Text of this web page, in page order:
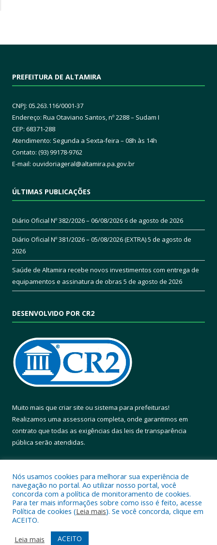
PREFEITURA DE ALTAMIRA
CNPJ: 05.263.116/0001-37
Endereço: Rua Otaviano Santos, nº 2288 – Sudam I
CEP: 68371-288
Atendimento: Segunda a Sexta-feira – 08h às 14h
Contato: (93) 99178-9762
E-mail: ouvidoriageral@altamira.pa.gov.br
ÚLTIMAS PUBLICAÇÕES
Diário Oficial Nº 382/2026 – 06/08/20266 de agosto de 2026
Diário Oficial Nº 381/2026 – 05/08/2026 (EXTRA)5 de agosto de
2026
Saúde de Altamira recebe novos investimentos com entrega de
equipamentos e assinatura de obras 5 de agosto de 2026
DESENVOLVIDO POR CR2
Muito mais que criar site ou sistema para prefeituras!
Realizamos uma assessoria completa, onde garantimos em
contrato que todas as exigências das leis de transparência
pública serão atendidas.
Todos os direitos reservados a Prefeitura Municipal de Altamira.
Mapa do Site
Acessar Área Administrativa
Nós usamos cookies para melhorar sua experiência de
navegação no portal. Ao utilizar nosso portal, você
concorda com a política de monitoramento de cookies.
Para ter mais informações sobre como isso é feito, acesse
Política de cookies (Leia mais). Se você concorda, clique em
ACEITO.
Leia mais
ACEITO